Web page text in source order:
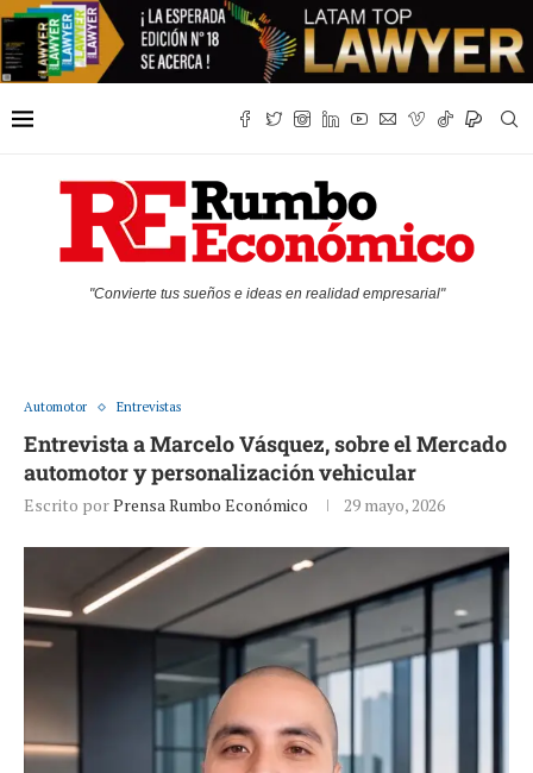
"Convierte tus sueños e ideas en realidad empresarial"
Automotor Entrevistas
Entrevista a Marcelo Vásquez, sobre el Mercado
automotor y personalización vehicular
Escrito porPrensa Rumbo Económico 29 mayo, 2026